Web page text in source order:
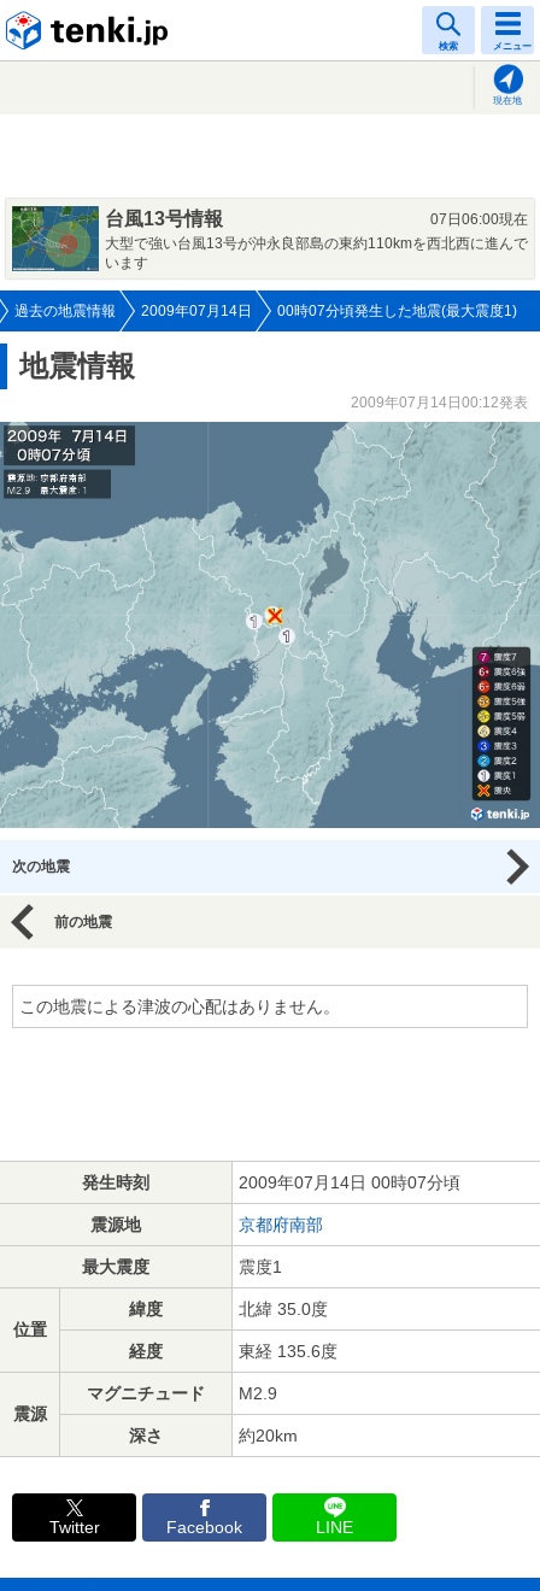
検索 メニュー
現在地
台風13号情報
07日06:00現在
大型で強い台風13号が沖永良部島の東約110kmを西北西に進んで
います
過去の地震情報 2009年07月14日 00時07分頃発生した地震(最大震度1)
地震情報
2009年07月14日00:12発表
次の地震
前の地震
この地震による津波の心配はありません。
発生時刻 2009年07月14日 00時07分頃
震源地 京都府南部
最大震度 震度1
位置
緯度 北緯 35.0度
経度 東経 135.6度
震源
マグニチュード M2.9
深さ 約20km
Twitter Facebook LINE